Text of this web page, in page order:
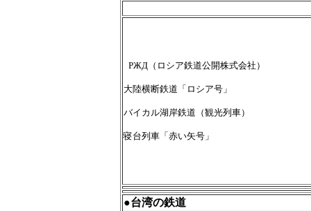
РЖД（ロシア鉄道公開株式会社）
大陸横断鉄道「ロシア号」
バイカル湖岸鉄道（観光列車）
寝台列車「赤い矢号」
●台湾の鉄道